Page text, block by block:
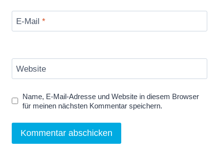
E-Mail *
Website
Name, E-Mail-Adresse und Website in diesem Browser
für meinen nächsten Kommentar speichern.